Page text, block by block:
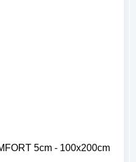
5cm - 100x200cm